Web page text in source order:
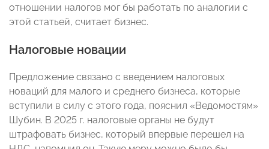
отношении налогов мог бы работать по аналогии с
этой статьей, считает бизнес.
Налоговые новации
Предложение связано с введением налоговых
новаций для малого и среднего бизнеса, которые
вступили в силу с этого года, пояснил «Ведомостям»
Шубин. В 2025 г. налоговые органы не будут
штрафовать бизнес, который впервые перешел на